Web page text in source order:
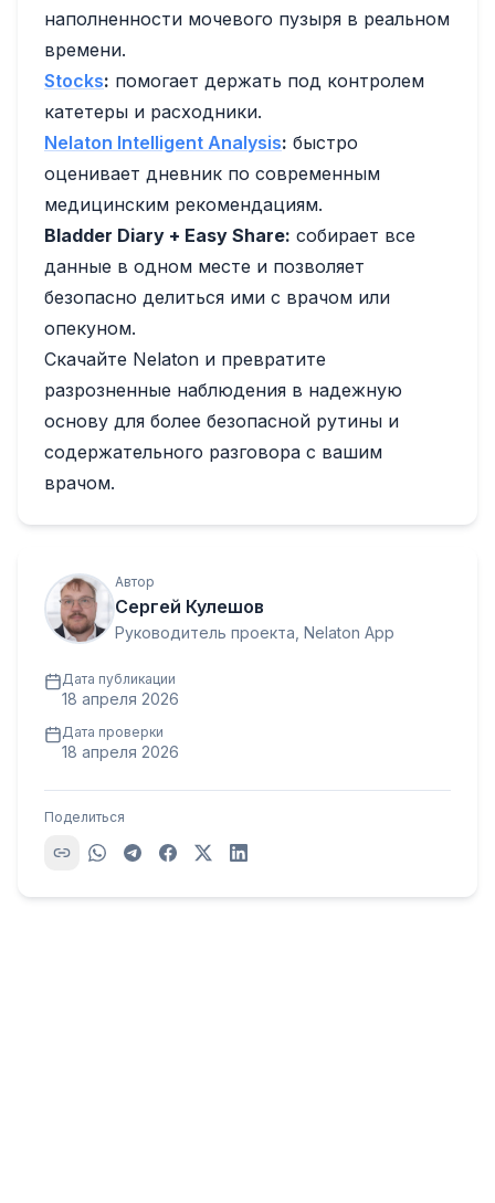
наполненности мочевого пузыря в реальном
времени.
Stocks: помогает держать под контролем
катетеры и расходники.
Nelaton Intelligent Analysis: быстро
оценивает дневник по современным
медицинским рекомендациям.
Bladder Diary + Easy Share: собирает все
данные в одном месте и позволяет
безопасно делиться ими с врачом или
опекуном.
Скачайте Nelaton и превратите
разрозненные наблюдения в надежную
основу для более безопасной рутины и
содержательного разговора с вашим
врачом.
Автор
Сергей Кулешов
Руководитель проекта, Nelaton App
Дата публикации
18 апреля 2026
Дата проверки
18 апреля 2026
Поделиться